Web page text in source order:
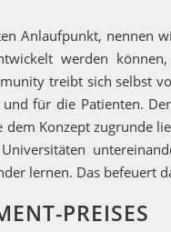
Anlaufpunkt, nennen
werden
treibt sich selbst
für die Patienten.
Konzept zugrunde
lernen. Das befeuert
PREISES